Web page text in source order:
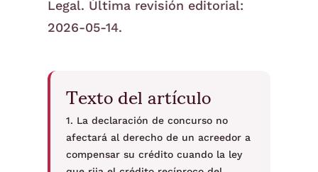
Legal. Última revisión editorial:
2026-05-14.
Texto del artículo
1. La declaración de concurso no
afectará al derecho de un acreedor a
compensar su crédito cuando la ley